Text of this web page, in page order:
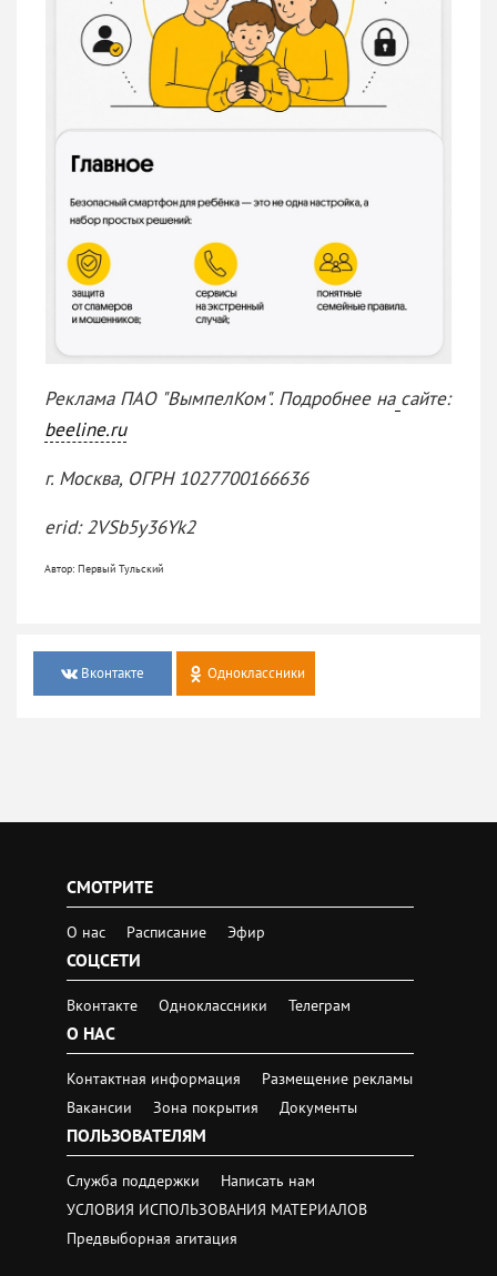
Реклама ПАО "ВымпелКом". Подробнее на сайте:
beeline.ru
г. Москва, ОГРН 1027700166636
erid: 2VSb5y36Yk2
Автор: Первый Тульский
Вконтакте Одноклассники
СМОТРИТЕ
О нас Расписание Эфир
СОЦСЕТИ
Вконтакте Одноклассники Телеграм
О НАС
Контактная информация
Размещение рекламы
Вакансии
Зона покрытия Документы
ПОЛЬЗОВАТЕЛЯМ
Служба поддержки
Написать нам
УСЛОВИЯ ИСПОЛЬЗОВАНИЯ МАТЕРИАЛОВ
Предвыборная агитация